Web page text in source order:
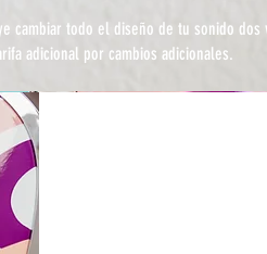
cambiar todo el diseño de tu sonido dos
adicional por cambios adicionales.
_ Nadica Petrova (foto y video)
© 2019 foto Nik Vidmar
2017 foto Katja Žagar
Miro Majcen (para POPTV)